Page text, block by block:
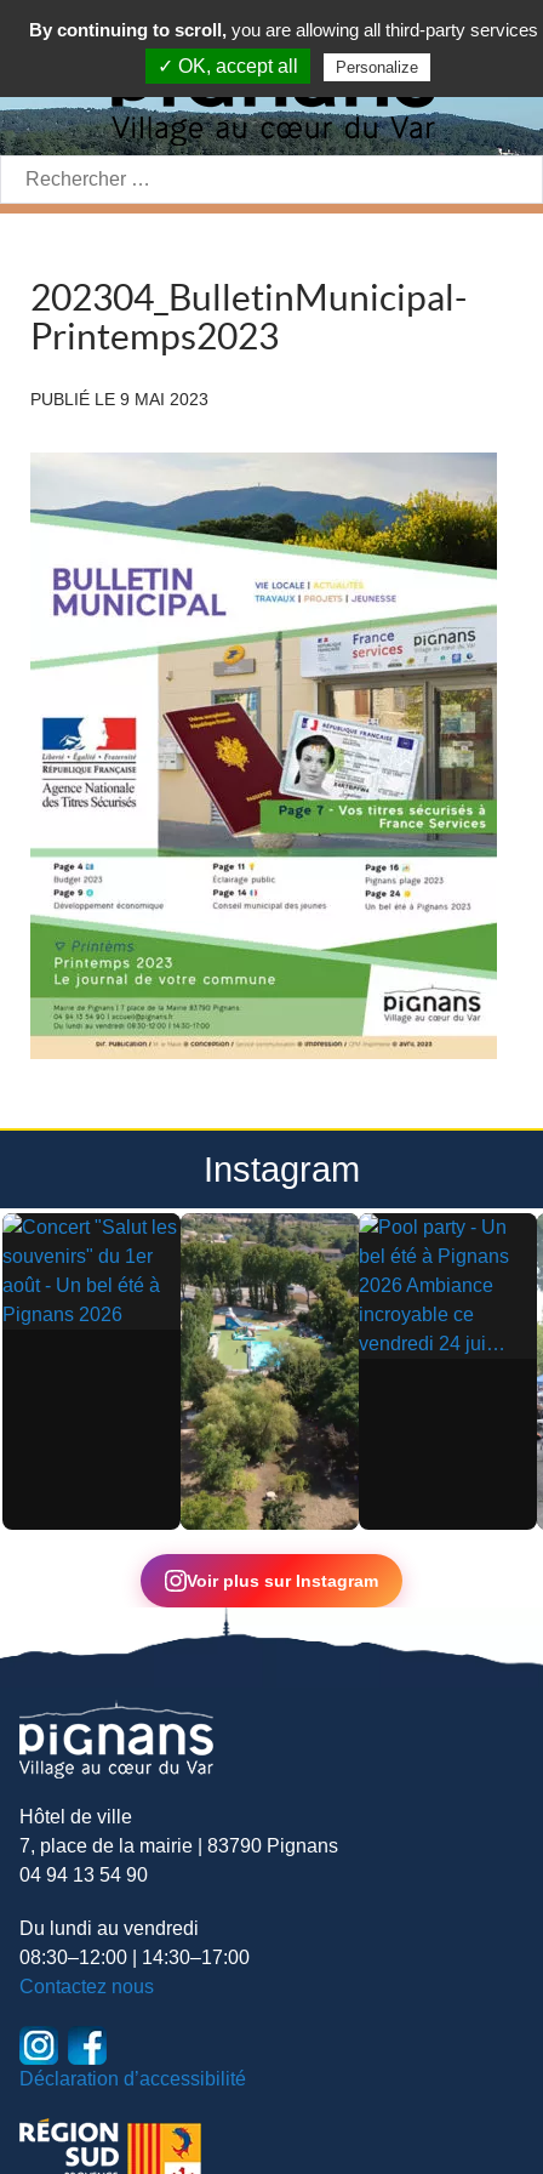
Rechercher:
202304_BulletinMunicipal-
Printemps2023
PUBLIÉ LE 9 MAI 2023
Instagram
▶
Voir plus sur Instagram
Hôtel de ville
7, place de la mairie | 83790 Pignans
04 94 13 54 90
Du lundi au vendredi
08:30–12:00 | 14:30–17:00
Contactez nous
Déclaration d’accessibilité
By continuing to scroll, you are allowing all third-party services
✓ OK, accept all
Personalize